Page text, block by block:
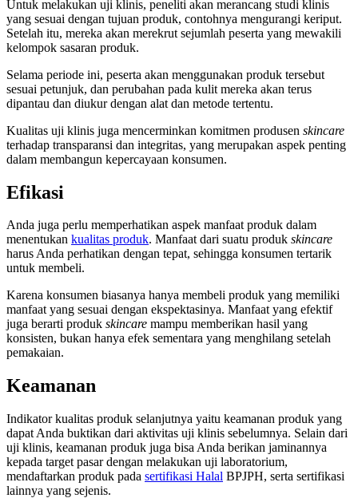
Untuk melakukan uji klinis, peneliti akan merancang studi klinis
yang sesuai dengan tujuan produk, contohnya mengurangi keriput.
Setelah itu, mereka akan merekrut sejumlah peserta yang mewakili
kelompok sasaran produk.
Selama periode ini, peserta akan menggunakan produk tersebut
sesuai petunjuk, dan perubahan pada kulit mereka akan terus
dipantau dan diukur dengan alat dan metode tertentu.
Kualitas uji klinis juga mencerminkan komitmen produsen skincare
terhadap transparansi dan integritas, yang merupakan aspek penting
dalam membangun kepercayaan konsumen.
Efikasi
Anda juga perlu memperhatikan aspek manfaat produk dalam
menentukan kualitas produk. Manfaat dari suatu produk skincare
harus Anda perhatikan dengan tepat, sehingga konsumen tertarik
untuk membeli.
Karena konsumen biasanya hanya membeli produk yang memiliki
manfaat yang sesuai dengan ekspektasinya. Manfaat yang efektif
juga berarti produk skincare mampu memberikan hasil yang
konsisten, bukan hanya efek sementara yang menghilang setelah
pemakaian.
Keamanan
Indikator kualitas produk selanjutnya yaitu keamanan produk yang
dapat Anda buktikan dari aktivitas uji klinis sebelumnya. Selain dari
uji klinis, keamanan produk juga bisa Anda berikan jaminannya
kepada target pasar dengan melakukan uji laboratorium,
mendaftarkan produk pada sertifikasi Halal BPJPH, serta sertifikasi
lainnya yang sejenis.